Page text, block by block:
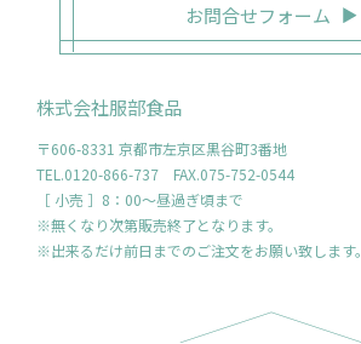
お問合せフォーム
株式会社服部食品
〒606-8331 京都市左京区黒谷町3番地
TEL.0120-866-737 FAX.075-752-0544
［ 小売 ］8：00～昼過ぎ頃まで
※無くなり次第販売終了となります。
※出来るだけ前日までのご注文をお願い致します。